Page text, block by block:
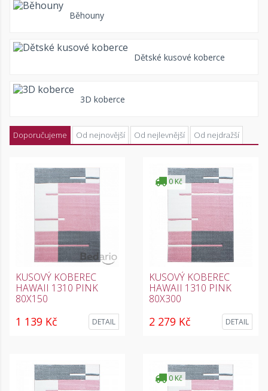
Běhouny
Dětské kusové koberce
3D koberce
Doporučujeme Od nejnovější Od nejlevnější Od nejdražší
KUSOVÝ KOBEREC
HAWAII 1310 PINK
80X150
1 139 Kč DETAIL
0 Kč
KUSOVÝ KOBEREC
HAWAII 1310 PINK
80X300
2 279 Kč DETAIL
0 Kč